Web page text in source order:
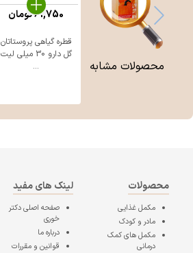
محصولات مشابه
قطره گیاهی پروستاتان
گل دارو 30 میلی لیت
...
61,750تومان
محصولات
مکمل غذایی
مادر و کودک
مکمل های کمک
درمانی
لینک های مفید
صفحه اصلیدکتر
خوری
درباره ما
قوانین و مقررات